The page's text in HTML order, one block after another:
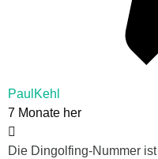
PaulKehl
7 Monate her
Die Dingolfing-Nummer